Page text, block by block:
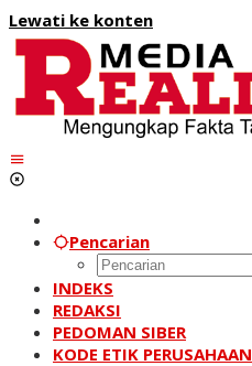
Lewati ke konten
Pencarian
INDEKS
REDAKSI
PEDOMAN SIBER
KODE ETIK PERUSAHAAN